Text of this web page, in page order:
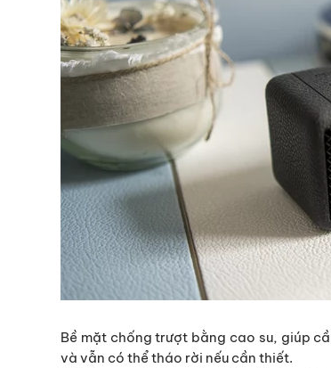
Bề mặt chống trượt bằng cao su, giúp
và vẫn có thể tháo rời nếu cần thiết.